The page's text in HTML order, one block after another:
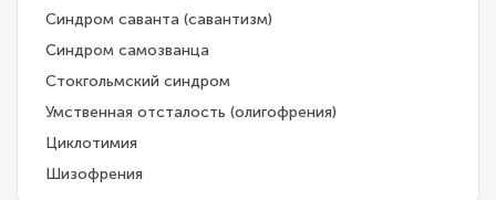
Синдром саванта (савантизм)
Синдром самозванца
Стокгольмский синдром
Умственная отсталость (олигофрения)
Циклотимия
Шизофрения